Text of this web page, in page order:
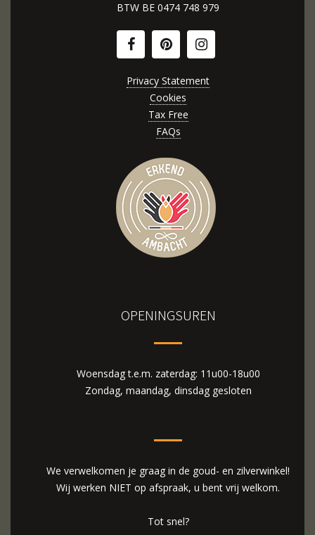
BTW BE 0474 748 979
Privacy Statement
Cookies
Tax Free
FAQs
OPENINGSUREN
Woensdag t.e.m. zaterdag: 11u00-18u00
Zondag, maandag, dinsdag gesloten
We verwelkomen je graag in de goud- en zilverwinkel!
Wij werken NIET op afspraak, u bent vrij welkom.
Tot snel?